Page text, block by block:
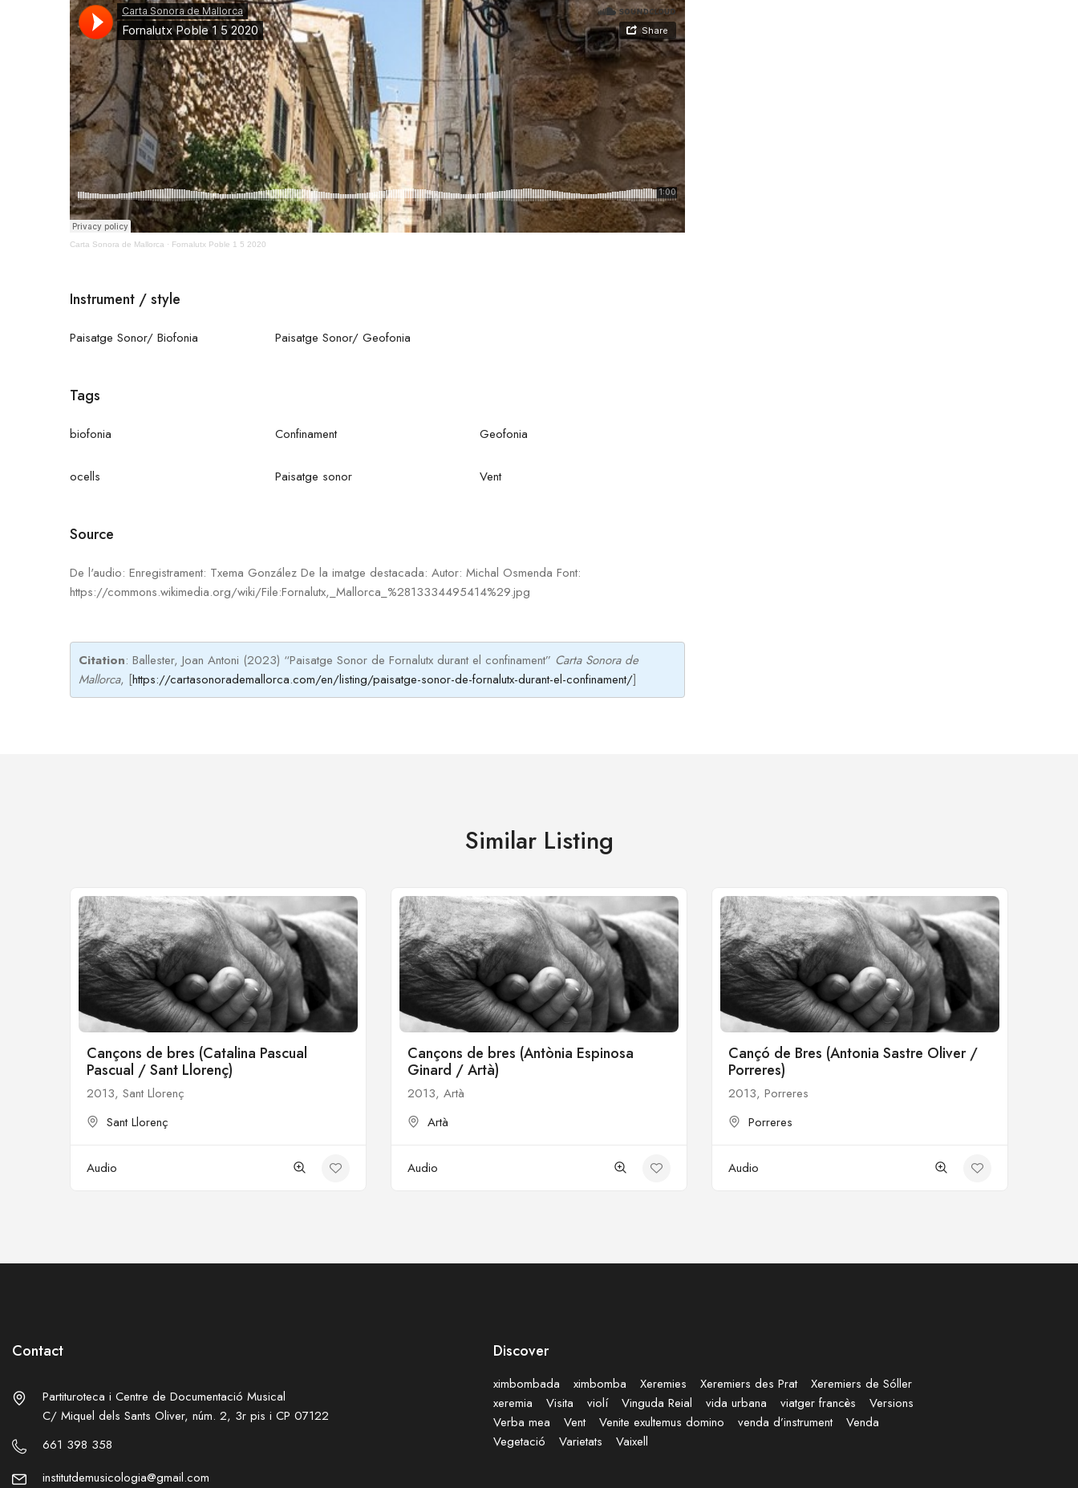
Carta Sonora de Mallorca · Fornalutx Poble 1 5 2020
Instrument / style
Paisatge Sonor/ Biofonia Paisatge Sonor/ Geofonia
Tags
biofonia Confinament Geofonia
ocells Paisatge sonor Vent
Source
De l'audio: Enregistrament: Txema González De la imatge destacada: Autor: Michal Osmenda Font:
https://commons.wikimedia.org/wiki/File:Fornalutx,_Mallorca_%2813334495414%29.jpg
Citation: Ballester, Joan Antoni (2023) “Paisatge Sonor de Fornalutx durant el confinament” Carta Sonora de
Mallorca, [https://cartasonorademallorca.com/en/listing/paisatge-sonor-de-fornalutx-durant-el-confinament/]
Similar Listing
Cançons de bres (Catalina Pascual
Pascual / Sant Llorenç)
2013, Sant Llorenç
Sant Llorenç
Audio
Cançons de bres (Antònia Espinosa
Ginard / Artà)
2013, Artà
Artà
Audio
Cançó de Bres (Antonia Sastre Oliver /
Porreres)
2013, Porreres
Porreres
Audio
Contact
Partituroteca i Centre de Documentació Musical
C/ Miquel dels Sants Oliver, núm. 2, 3r pis i CP 07122
661 398 358
institutdemusicologia@gmail.com
Discover
ximbombada ximbomba Xeremies Xeremiers des Prat
Xeremiers de Sóller
xeremia
Visita violí Vinguda Reial vida urbana viatger francès
Versions
Verba mea
Vent Venite exultemus domino venda d’instrument
Venda
Vegetació
Varietats Vaixell